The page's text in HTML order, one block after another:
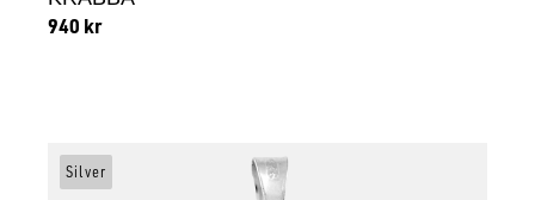
940 kr
Silver